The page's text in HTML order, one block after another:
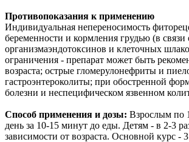
Противопоказания к применению
Индивидуальная непереносимость
беременности и кормления грудью (в
организмаэндотоксинов и клеточных
ограничения - препарат может быть
возраста; острые гломерулонефриты и
гастроэнтероколиты; при обостренной
болезни и неспецифическом язвенном
Способ применения и дозы: Взрослым по
день за 10-15 минут до еды. Детям - в 2-3
зависимости от возраста. Основной курс -